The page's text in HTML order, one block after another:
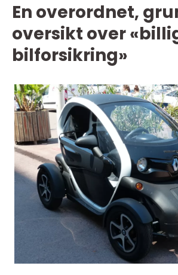
En overordnet,
oversikt over
bilforsikring»